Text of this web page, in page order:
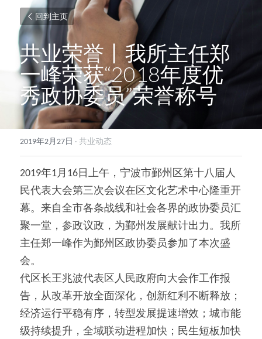
回到主页
共业荣誉丨我所主任郑
一峰荣获“2018年度优
秀政协委员”荣誉称号
2019年2月27日 · 共业动态
2019年1月16日上午，宁波市鄞州区第十八届人
民代表大会第三次会议在区文化艺术中心隆重开
幕。来自全市各条战线和社会各界的政协委员汇
聚一堂，参政议政，为鄞州发展献计出力。我所
主任郑一峰作为鄞州区政协委员参加了本次盛
会。
代区长王兆波代表区人民政府向大会作工作报
告，从改革开放全面深化，创新红利不断释放；
经济运行平稳有序，转型发展提速增效；城市能
级持续提升，全域联动进程加快；民生短板加快